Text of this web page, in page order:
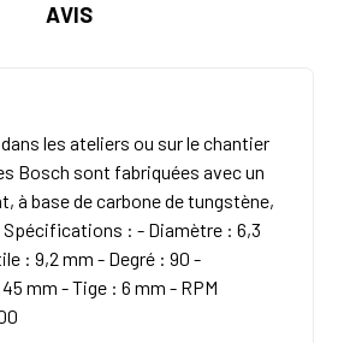
AVIS
les ateliers ou sur le chantier
Bosch sont fabriquées avec un
à base de carbone de tungstène,
Spécifications : - Diamètre : 6,3
: 9,2 mm - Degré : 90 -
mm - Tige : 6 mm - RPM